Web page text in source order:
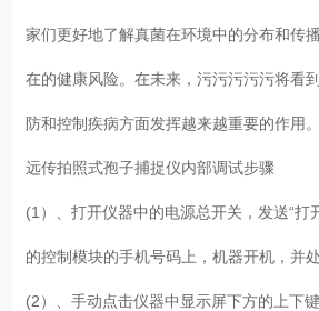
家们更好地了解真菌在环境中的分布和传
在的健康风险。在未来，污污污污污将看
防和控制疾病方面发挥越来越重要的作用
远传拍照式孢子捕捉仪内部调试步骤
(1）、打开仪器中的电源总开关，发送“打
的控制模块的手机号码上，机器开机，并
(2）、手动点击仪器中显示屏下方的上下